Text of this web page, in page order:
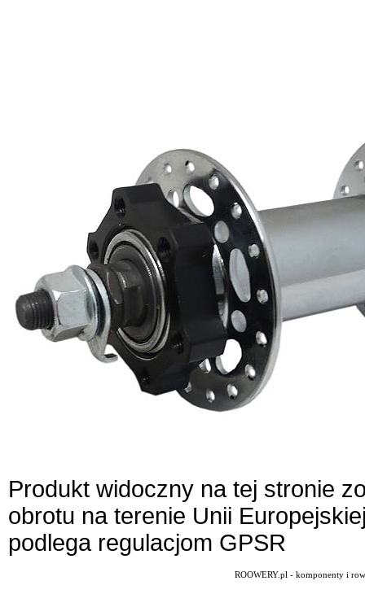
Produkt widoczny na tej stronie
obrotu na terenie Unii
podlega regulacjom GPSR
ROOWERY.pl - komponenty i